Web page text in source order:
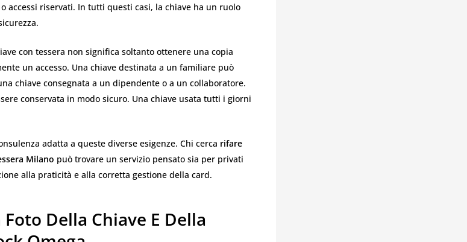
accessi riservati. In tutti questi casi, la chiave ha un ruolo
con tessera non significa soltanto ottenere una copia
un accesso. Una chiave destinata a un familiare può
chiave consegnata a un dipendente o a un collaboratore.
conservata in modo sicuro. Una chiave usata tutti i giorni
adatta a queste diverse esigenze. Chi cerca rifare
Milano può trovare un servizio pensato sia per privati
alla praticità e alla corretta gestione della card.
Della Chiave E Della